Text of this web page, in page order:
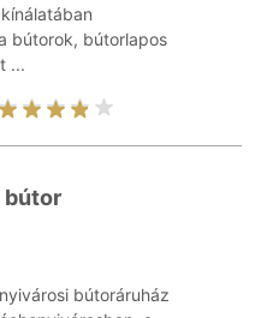
bútorok, bútorlapos
...
bútor
bútoráruház